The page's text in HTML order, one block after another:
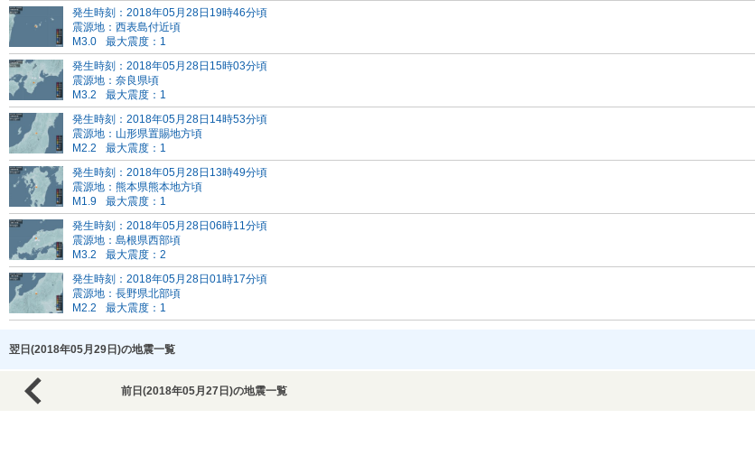
発生時刻：2018年05月28日19時46分頃
震源地：西表島付近頃
M3.0
最大震度：1
発生時刻：2018年05月28日15時03分頃
震源地：奈良県頃
M3.2
最大震度：1
発生時刻：2018年05月28日14時53分頃
震源地：山形県置賜地方頃
M2.2
最大震度：1
発生時刻：2018年05月28日13時49分頃
震源地：熊本県熊本地方頃
M1.9
最大震度：1
発生時刻：2018年05月28日06時11分頃
震源地：島根県西部頃
M3.2
最大震度：2
発生時刻：2018年05月28日01時17分頃
震源地：長野県北部頃
M2.2
最大震度：1
翌日(2018年05月29日)の地震一覧
前日(2018年05月27日)の地震一覧